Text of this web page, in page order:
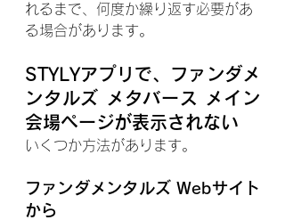
れるまで、何度か繰り返す必要があ
る場合があります。
STYLYアプリで、ファンダメ
ンタルズ メタバース メイン
会場ページが表示されない
いくつか方法があります。
ファンダメンタルズ Webサイト
から